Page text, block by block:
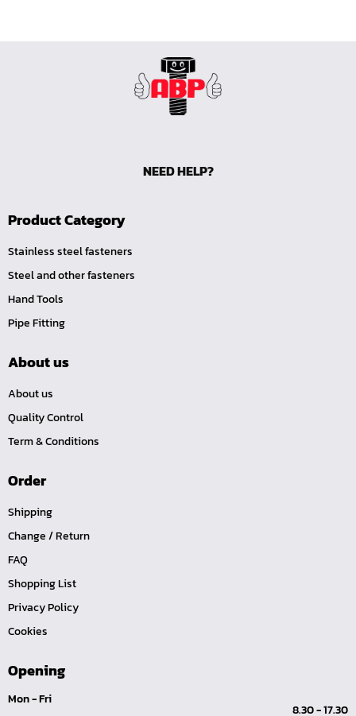
หน้าแปลนเหล็กคอสูง JEF WNRF 150P
หน้าแปลนเหล็กบอด JEF 10K FF ชุบกัลวาไนซ์
หน้าแปลนเชื่อมเหล็ก JEF 150P RF ชุบกัลวาไนซ์
หน้าแปลนเชื่อมเหล็ก JEF 300P RF
ประแจตะขอ
คีมตัดสายเคเบิ้ล
คีมย้ำสายไฟ
คีมล๊อค
คีมหนีบ-ถ่างแหวน
คีมปากเฉียง
คีมปากจิ้งจก
บ๊อกซ์เดือยโผล่ Z-Series หกเหลี่ยม,ท๊อกซ์ ขนาด 1/4",
ลูกบ๊อกซ์ สั้น, ยาว Koken Z-Series ขนาด 1/4", 3/8", 1/2"
ข้อต่อ Z-Series ขนาด 1/4", 3/8", 1/2"
ซ็อกเก็ต Z-Series
ไขควงตอก
ไขควง Koken
NEED HELP?
Product Category
Stainless steel fasteners
Steel and other fasteners
Hand Tools
Pipe Fitting
About us
About us
Quality Control
Term & Conditions
Order
Shipping
Change / Return
FAQ
Shopping List
Privacy Policy
Cookies
Opening
Mon - Fri
8.30 - 17.30